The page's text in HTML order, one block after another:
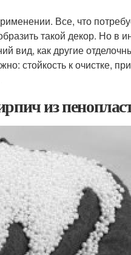
Все, что
такой декор. Но в
вид, как другие
стойкость к очистке,
из